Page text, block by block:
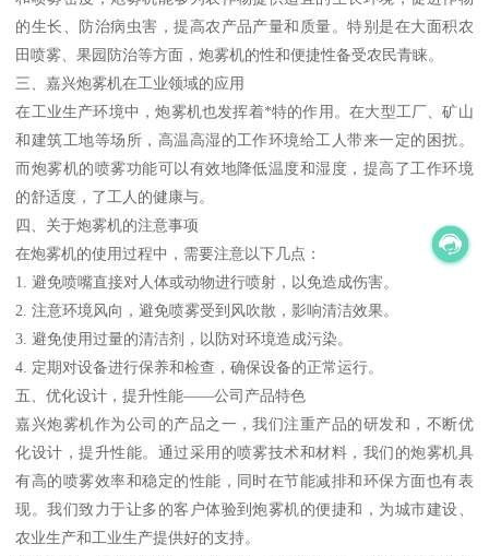
的生长、防治病虫害，提高农产品产量和质量。特别是在大面积农
田喷雾、果园防治等方面，炮雾机的性和便捷性备受农民青睐。
三、嘉兴炮雾机在工业领域的应用
在工业生产环境中，炮雾机也发挥着*特的作用。在大型工厂、矿山
和建筑工地等场所，高温高湿的工作环境给工人带来一定的困扰。
而炮雾机的喷雾功能可以有效地降低温度和湿度，提高了工作环境
的舒适度，了工人的健康与。
四、关于炮雾机的注意事项
在炮雾机的使用过程中，需要注意以下几点：
1. 避免喷嘴直接对人体或动物进行喷射，以免造成伤害。
2. 注意环境风向，避免喷雾受到风吹散，影响清洁效果。
3. 避免使用过量的清洁剂，以防对环境造成污染。
4. 定期对设备进行保养和检查，确保设备的正常运行。
五、优化设计，提升性能——公司产品特色
嘉兴炮雾机作为公司的产品之一，我们注重产品的研发和，不断优
化设计，提升性能。通过采用的喷雾技术和材料，我们的炮雾机具
有高的喷雾效率和稳定的性能，同时在节能减排和环保方面也有表
现。我们致力于让多的客户体验到炮雾机的便捷和，为城市建设、
农业生产和工业生产提供好的支持。